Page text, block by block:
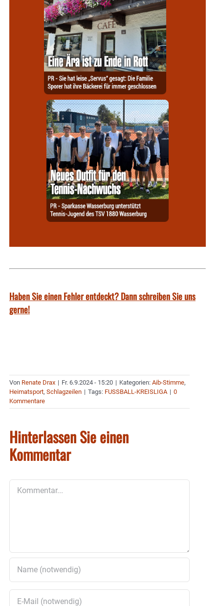
Haben Sie einen Fehler entdeckt? Dann schreiben Sie uns
gerne!
Von Renate Drax | Fr. 6.9.2024 - 15:20 | Kategorien: Aib-Stimme,
Heimatsport, Schlagzeilen | Tags: FUSSBALL-KREISLIGA | 0
Kommentare
Hinterlassen Sie einen
Kommentar